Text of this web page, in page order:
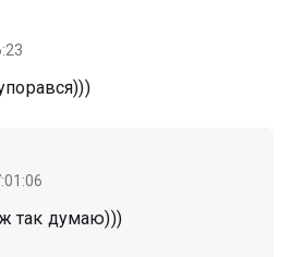
так думаю)))